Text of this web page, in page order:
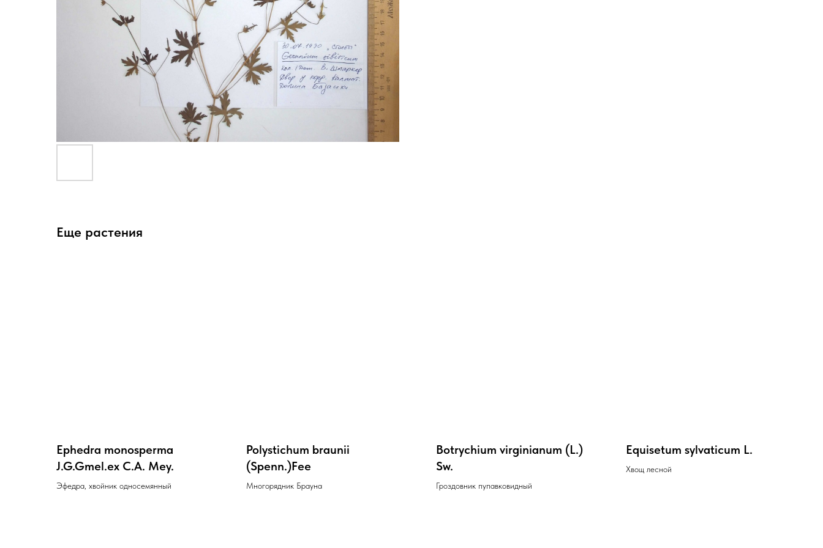
Еще растения
Ephedra monosperma
J.G.Gmel.ex C.A. Mey.
Эфедра, хвойник односемянный
Polystichum braunii
(Spenn.)Fee
Многорядник Брауна
Botrychium virginianum (L.)
Sw.
Гроздовник пупавковидный
Equisetum sylvaticum L.
Хвощ лесной